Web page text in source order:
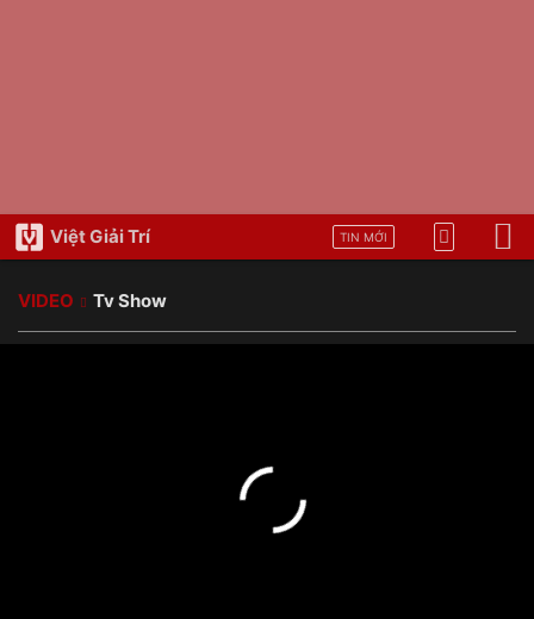
Việt Giải Trí TIN MỚI
VIDEO Tv Show